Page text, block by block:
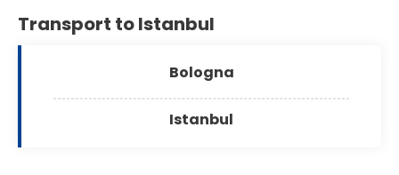
Transport to Istanbul
Bologna
Istanbul